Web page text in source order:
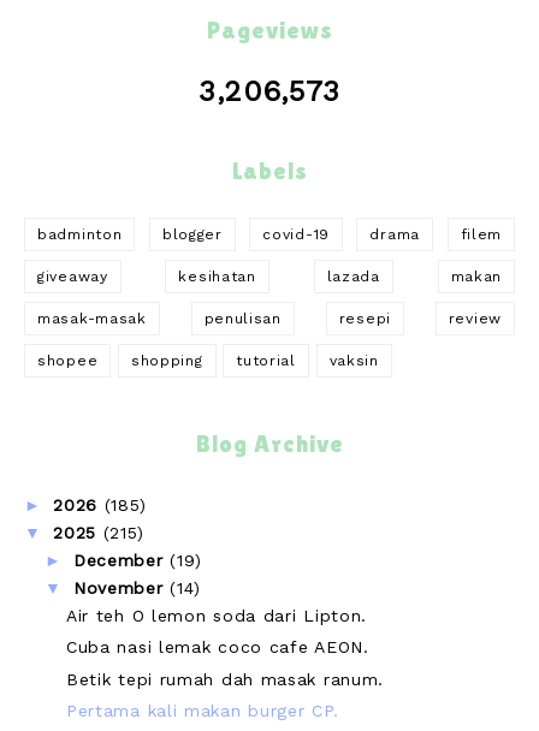
Pageviews
3,206,573
Labels
badminton blogger covid-19 drama filem
giveaway kesihatan lazada makan
masak-masak penulisan resepi review
shopee shopping tutorial vaksin
Blog Archive
►2026 (185)
▼2025 (215)
► December(19)
▼ November(14)
Air teh O lemon soda dari Lipton.
Cuba nasi lemak coco cafe AEON.
Betik tepi rumah dah masak ranum.
Pertama kali makan burger CP.